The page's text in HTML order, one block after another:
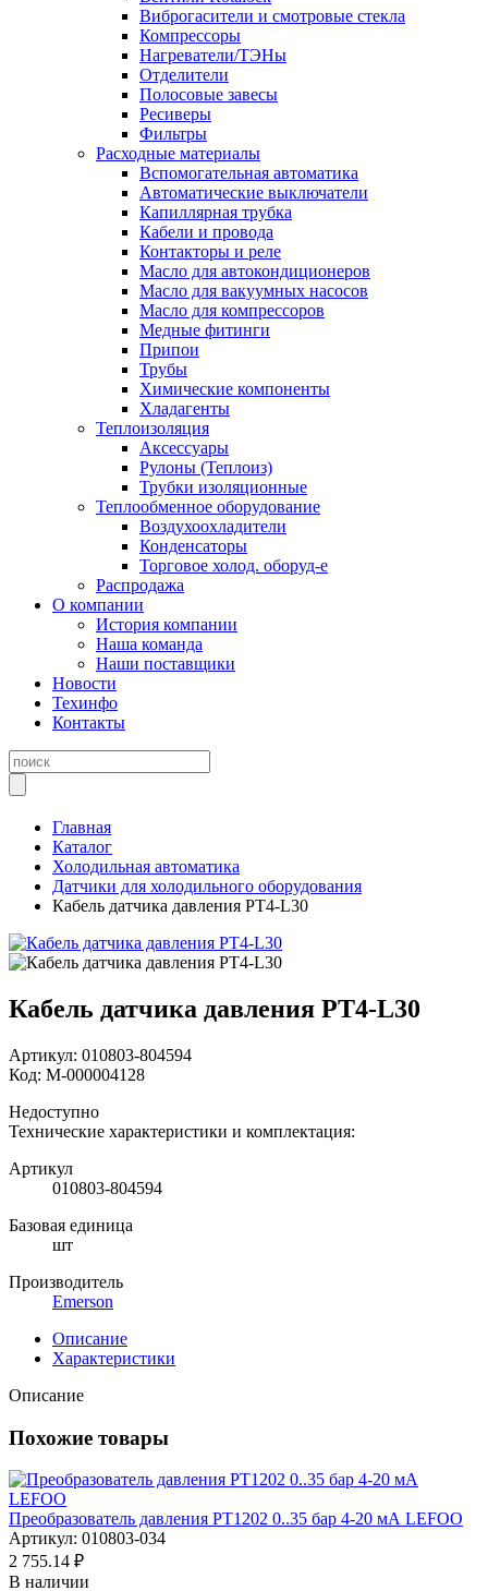
Виброгасители и смотровые стекла
Компрессоры
Нагреватели/ТЭНы
Отделители
Полосовые завесы
Ресиверы
Фильтры
Расходные материалы
Вспомогательная автоматика
Автоматические выключатели
Капиллярная трубка
Кабели и провода
Контакторы и реле
Масло для автокондиционеров
Масло для вакуумных насосов
Масло для компрессоров
Медные фитинги
Припои
Трубы
Химические компоненты
Хладагенты
Теплоизоляция
Аксессуары
Рулоны (Теплоиз)
Трубки изоляционные
Теплообменное оборудование
Воздухоохладители
Конденсаторы
Торговое холод. оборуд-е
Распродажа
О компании
История компании
Наша команда
Наши поставщики
Новости
Техинфо
Контакты
Главная
Каталог
Холодильная автоматика
Датчики для холодильного оборудования
Кабель датчика давления PT4-L30
Кабель датчика давления PT4-L30
Артикул: 010803-804594
Код: М-000004128
Недоступно
Технические характеристики и комплектация:
Артикул
010803-804594
Базовая единица
шт
Производитель
Emerson
Описание
Характеристики
Описание
Похожие товары
Преобразователь давления PT1202 0..35 бар 4-20 мА LEFOO
Артикул: 010803-034
2 755.14 ₽
В наличии